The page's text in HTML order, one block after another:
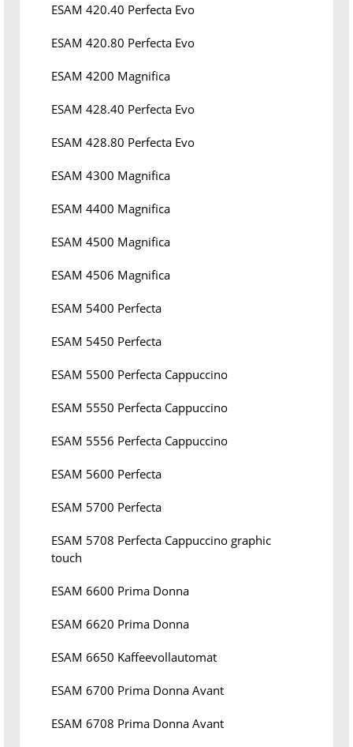
ESAM 420.40 Perfecta Evo
ESAM 420.80 Perfecta Evo
ESAM 4200 Magnifica
ESAM 428.40 Perfecta Evo
ESAM 428.80 Perfecta Evo
ESAM 4300 Magnifica
ESAM 4400 Magnifica
ESAM 4500 Magnifica
ESAM 4506 Magnifica
ESAM 5400 Perfecta
ESAM 5450 Perfecta
ESAM 5500 Perfecta Cappuccino
ESAM 5550 Perfecta Cappuccino
ESAM 5556 Perfecta Cappuccino
ESAM 5600 Perfecta
ESAM 5700 Perfecta
ESAM 5708 Perfecta Cappuccino graphic
touch
ESAM 6600 Prima Donna
ESAM 6620 Prima Donna
ESAM 6650 Kaffeevollautomat
ESAM 6700 Prima Donna Avant
ESAM 6708 Prima Donna Avant